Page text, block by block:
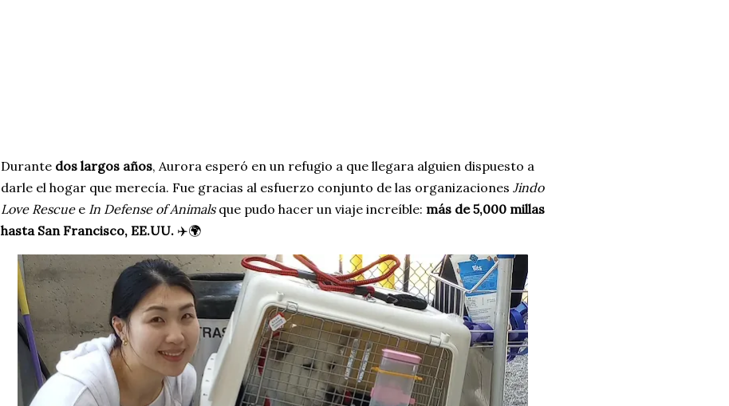
Durante dos largos años, Aurora esperó en un refugio a que llegara alguien dispuesto a
darle el hogar que merecía. Fue gracias al esfuerzo conjunto de las organizaciones Jindo
Love Rescuee In Defense of Animalsque pudo hacer un viaje increíble: más de 5,000 millas
hasta San Francisco, EE.UU. ✈️🌍